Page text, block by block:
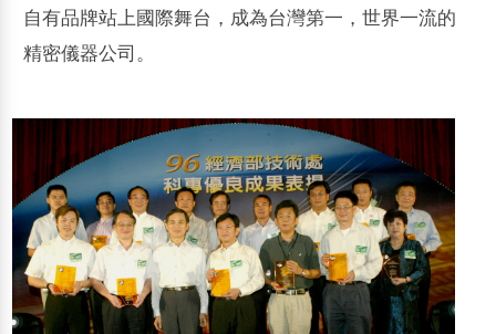
自有品牌站上國際舞台，成為台灣第一，世界一流的
精密儀器公司。